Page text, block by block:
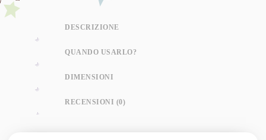
DESCRIZIONE
QUANDO USARLO?
DIMENSIONI
RECENSIONI (0)